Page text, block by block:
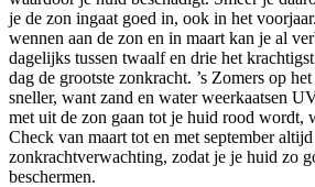
je de zon ingaat goed in, ook in het
wennen aan de zon en in maart kan je al
dagelijks tussen twaalf en drie het
dag de grootste zonkracht. ’s Zomers op
sneller, want zand en water weerkaatsen
met uit de zon gaan tot je huid rood wordt,
Check van maart tot en met september
zonkrachtverwachting, zodat je je huid zo
beschermen.